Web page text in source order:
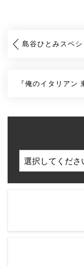
島谷ひとみスペシ
『俺のイタリアン